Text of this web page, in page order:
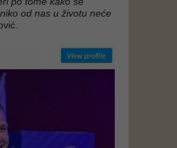
od nas u životu neće